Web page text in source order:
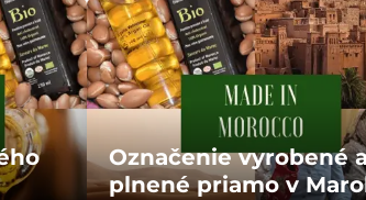
Označenie vyrobené
plnené priamo v